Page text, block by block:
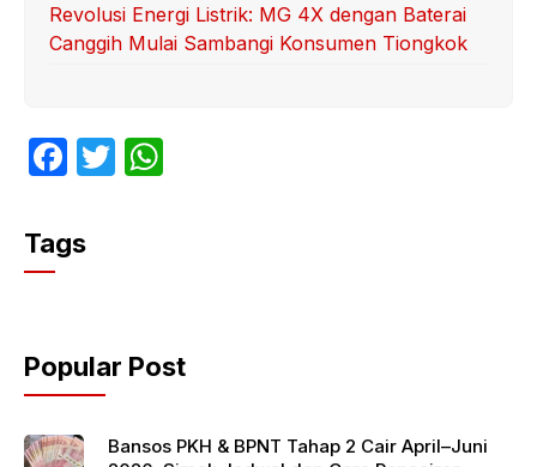
Revolusi Energi Listrik: MG 4X dengan Baterai
Canggih Mulai Sambangi Konsumen Tiongkok
F
c
e
o
o
k
T
p
p
Tags
Popular Post
Bansos PKH & BPNT Tahap 2 Cair April–Juni